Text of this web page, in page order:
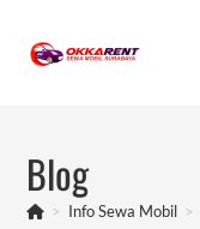
content
Blog
> Info Sewa Mobil >